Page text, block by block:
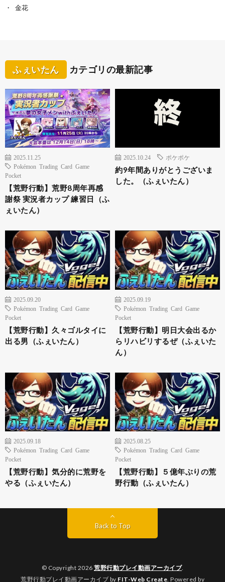
金花
ふぇいたん カテゴリの最新記事
2025.11.25
Pokémon Trading Card Game
Pocket
【荒野行動】荒野8周年再感
謝祭 実況者カップ 練習日（ふ
ぇいたん）
2025.10.24 ポケポケ
約9年間ありがとうございま
した。（ふぇいたん）
2025.09.20
Pokémon Trading Card Game
Pocket
【荒野行動】久々ゴルタイに
出る男（ふぇいたん）
2025.09.19
Pokémon Trading Card Game
Pocket
【荒野行動】明日大会出るか
らリハビリするぜ（ふぇいた
ん）
2025.09.18
Pokémon Trading Card Game
Pocket
【荒野行動】気分的に荒野を
やる（ふぇいたん）
2025.08.25
Pokémon Trading Card Game
Pocket
【荒野行動】５億年ぶりの荒
野行動（ふぇいたん）
Back to Top
© Copyright 2026 荒野行動プレイ動画アーカイブ.
荒野行動プレイ動画アーカイブ by FIT-Web Create. Powered by